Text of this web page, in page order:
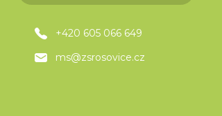
+420 605 066 649
ms@zsrosovice.cz